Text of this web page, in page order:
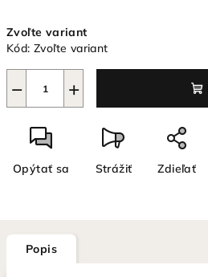
cena:
Zvoľte variant
Kód: Zvoľte variant
+
−
Opýtať sa Strážiť Zdieľať
Popis